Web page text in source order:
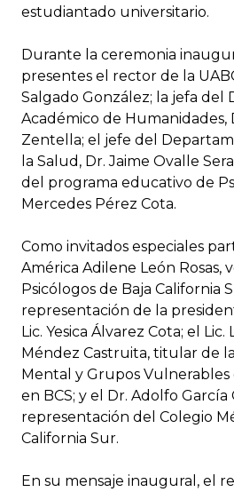
estudiantado universitario.
Durante la ceremonia
presentes el rector de la
Salgado González; la jefa del
Académico de Humanidades,
Zentella; el jefe del
la Salud, Dr. Jaime Ovalle
del programa educativo de
Mercedes Pérez Cota.
Como invitados especiales
América Adilene León Rosas,
Psicólogos de Baja California
representación de la
Lic. Yesica Álvarez Cota; el
Méndez Castruita, titular de
Mental y Grupos Vulnerables
en BCS; y el Dr. Adolfo García
representación del Colegio
California Sur.
En su mensaje inaugural, el